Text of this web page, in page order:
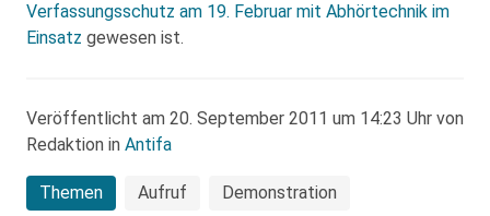
Verfassungsschutz am 19. Februar mit Abhörtechnik im
Einsatz gewesen ist.
Veröffentlicht am 20. September 2011 um 14:23 Uhr von
Redaktion in Antifa
Themen Aufruf Demonstration